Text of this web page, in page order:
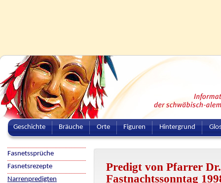
Geschichte Bräuche Orte Figuren Hintergrund
Predigt von Pfarrer
Fastnachtssonntag
Fasnetssprüche
Fasnetsrezepte
Narrenpredigten